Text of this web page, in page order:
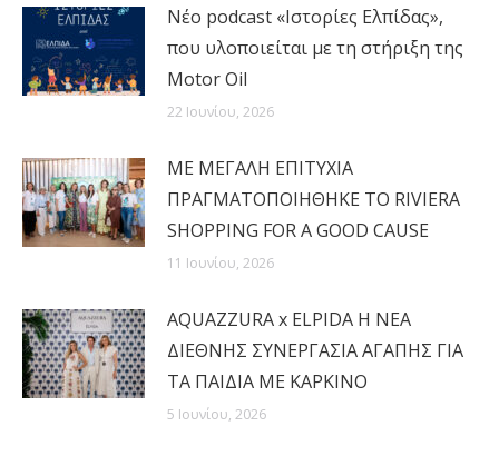
Νέο podcast «Ιστορίες Ελπίδας»,
που υλοποιείται με τη στήριξη της
Motor Oil
22 Ιουνίου, 2026
MΕ ΜΕΓΑΛΗ ΕΠΙΤΥΧΙΑ
ΠΡΑΓΜΑΤΟΠΟΙΗΘΗΚΕ ΤΟ RIVIERA
SHOPPING FOR A GOOD CAUSE
11 Ιουνίου, 2026
AQUAZZURA x ELPIDA Η ΝΕΑ
ΔΙΕΘΝΗΣ ΣΥΝΕΡΓΑΣΙΑ ΑΓΑΠΗΣ ΓΙΑ
ΤΑ ΠΑΙΔΙΑ ΜΕ ΚΑΡΚΙΝΟ
5 Ιουνίου, 2026